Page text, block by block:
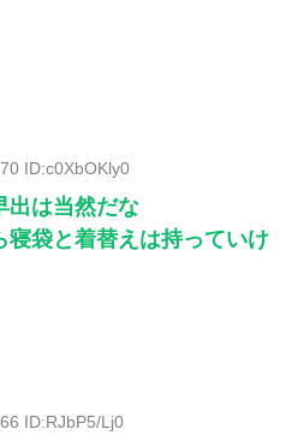
ID:c0XbOKly0
出は当然だな
寝袋と着替えは持っていけ
ID:RJbP5/Lj0